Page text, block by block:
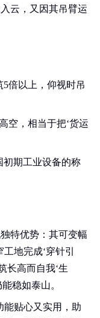
云，又因其吊臂运
5倍以上，仰视时吊
空，相当于把‘货运
初期工业设备的称
特优势：其可变幅
地完成‘穿针引
长高而自我‘生
稳如泰山。
能贴心又实用，助